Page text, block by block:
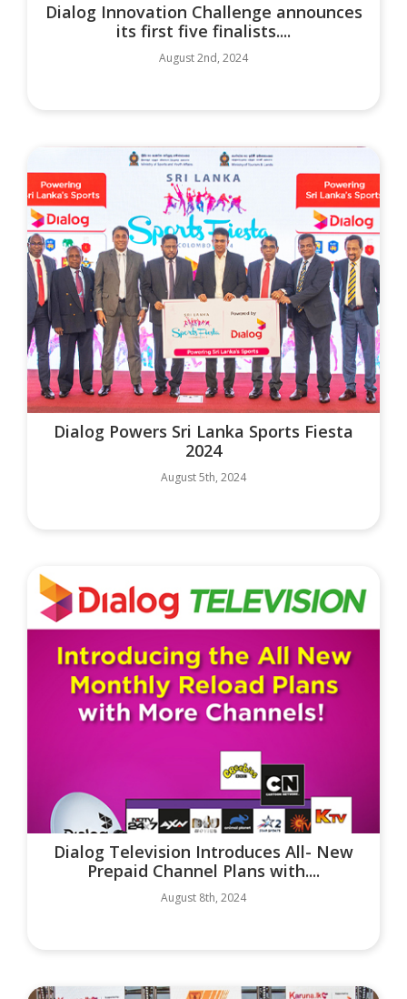
Dialog Innovation Challenge announces
its first five finalists....
August 2nd, 2024
Dialog Powers Sri Lanka Sports Fiesta
2024
August 5th, 2024
Dialog Television Introduces All- New
Prepaid Channel Plans with....
August 8th, 2024